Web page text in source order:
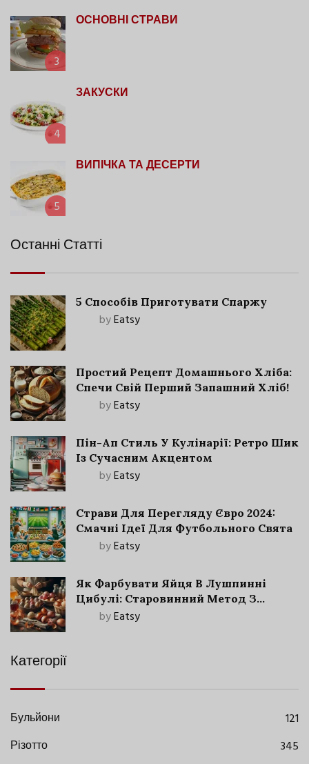
3
ОСНОВНІ СТРАВИ
4
ЗАКУСКИ
5
ВИПІЧКА ТА ДЕСЕРТИ
Останні Статті
5 Способів Приготувати Спаржу
byEatsy
Простий Рецепт Домашнього Хліба:
Спечи Свій Перший Запашний Хліб!
byEatsy
Пін-Ап Стиль У Кулінарії: Ретро Шик
Із Сучасним Акцентом
byEatsy
Страви Для Перегляду Євро 2024:
Смачні Ідеї Для Футбольного Свята
byEatsy
Як Фарбувати Яйця В Лушпинні
Цибулі: Старовинний Метод З
Сучасними Нюансами
byEatsy
Категорії
Бульйони
121
Різотто
345